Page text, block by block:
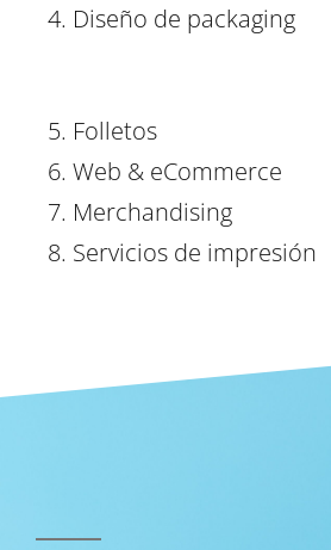
4. Diseño de packaging
5. Folletos
6. Web & eCommerce
7. Merchandising
8. Servicios de impresión